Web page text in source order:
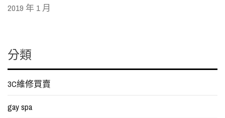
2019 年 1 月
分類
3C維修買賣
gay spa